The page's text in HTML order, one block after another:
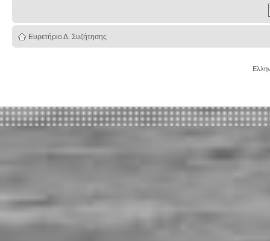
Ευρετήριο Δ. Συζήτησης